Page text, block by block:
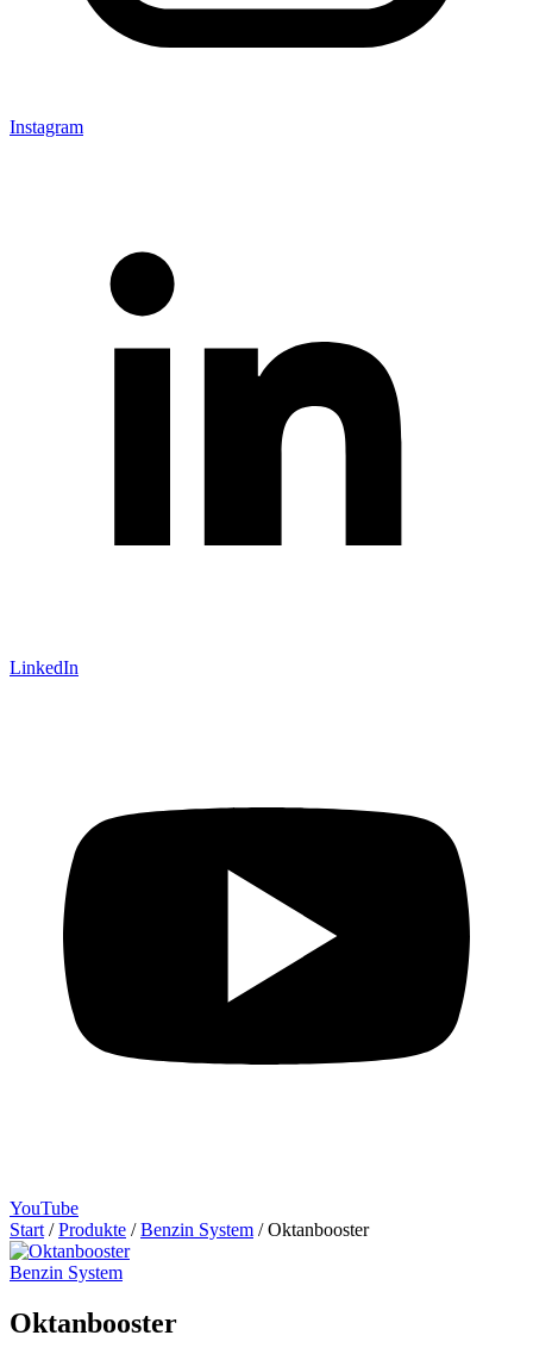
Instagram
LinkedIn
YouTube
Start / Produkte / Benzin System / Oktanbooster
Benzin System
Oktanbooster